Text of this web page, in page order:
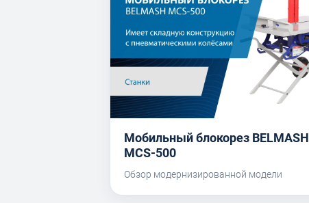
Мобильный блокорез BELMASH
MCS-500
Обзор модернизированной модели